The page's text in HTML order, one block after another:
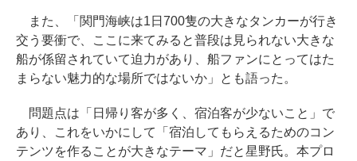
また、「関門海峡は1日700隻の大きなタンカーが行き
交う要衝で、ここに来てみると普段は見られない大きな
船が係留されていて迫力があり、船ファンにとってはた
まらない魅力的な場所ではないか」とも語った。
問題点は「日帰り客が多く、宿泊客が少ないこと」で
あり、これをいかにして「宿泊してもらえるためのコン
テンツを作ることが大きなテーマ」だと星野氏。本プロ